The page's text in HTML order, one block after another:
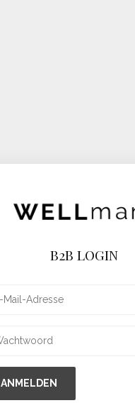
B2B LOGIN
ANMELDEN